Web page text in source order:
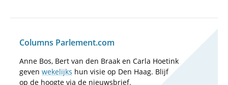
Columns Parlement.com
Anne Bos, Bert van den Braak en Carla Hoetink
geven wekelijks hun visie op Den Haag. Blijf
op de hoogte via de nieuwsbrief.